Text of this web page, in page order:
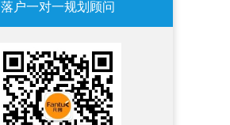
落户一对一规划顾问